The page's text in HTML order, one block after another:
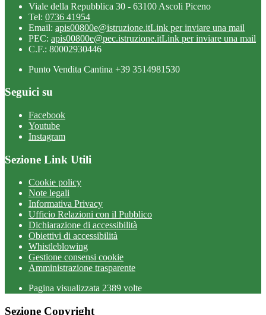
Viale della Repubblica 30 - 63100 Ascoli Piceno
Tel: 0736 41954
Email: apis00800e@istruzione.itLink per inviare una mail
PEC: apis00800e@pec.istruzione.itLink per inviare una mail
C.F.: 80002930446
Punto Vendita Cantina +39 3514981530
Seguici su
Facebook
Youtube
Instagram
Sezione Link Utili
Cookie policy
Note legali
Informativa Privacy
Ufficio Relazioni con il Pubblico
Dichiarazione di accessibilità
Obiettivi di accessibilità
Whistleblowing
Gestione consensi cookie
Amministrazione trasparente
Pagina visualizzata 2389 volte
Sezione Copyright